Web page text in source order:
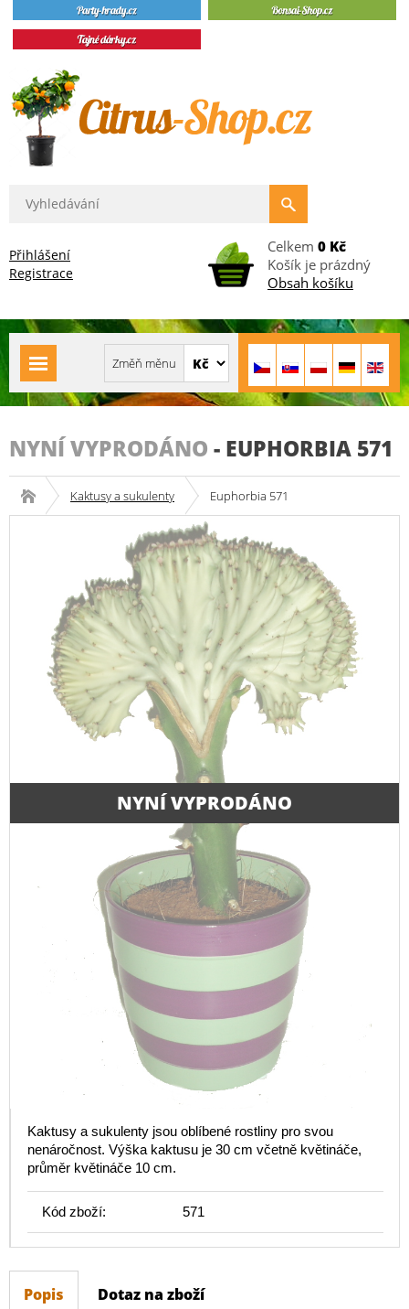
Přihlášení
Registrace
Celkem 0 Kč
Košík je prázdný
Obsah košíku
NYNÍ VYPRODÁNO - EUPHORBIA 571
Kaktusy a sukulenty Euphorbia 571
NYNÍ VYPRODÁNO
Kaktusy a sukulenty jsou oblíbené rostliny pro svou
nenáročnost. Výška kaktusu je 30 cm včetně květináče,
průměr květináče 10 cm.
Kód zboží: 571
Popis Dotaz na zboží